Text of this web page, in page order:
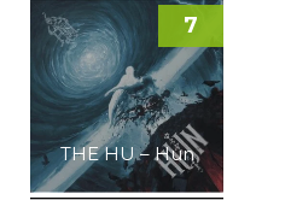
THE HU – Hun
7